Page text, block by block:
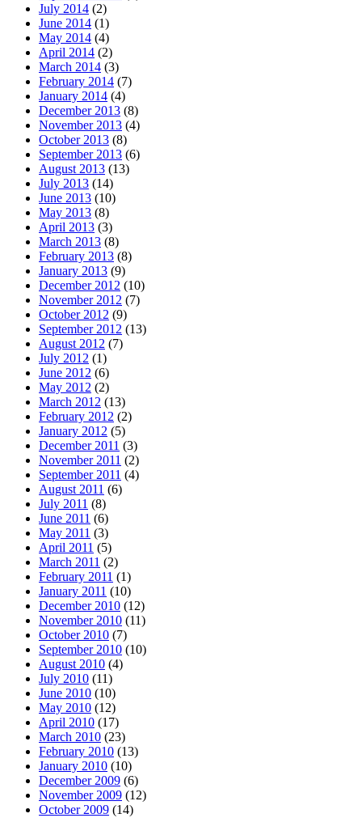
July 2014 (2)
June 2014 (1)
May 2014 (4)
April 2014 (2)
March 2014 (3)
February 2014 (7)
January 2014 (4)
December 2013 (8)
November 2013 (4)
October 2013 (8)
September 2013 (6)
August 2013 (13)
July 2013 (14)
June 2013 (10)
May 2013 (8)
April 2013 (3)
March 2013 (8)
February 2013 (8)
January 2013 (9)
December 2012 (10)
November 2012 (7)
October 2012 (9)
September 2012 (13)
August 2012 (7)
July 2012 (1)
June 2012 (6)
May 2012 (2)
March 2012 (13)
February 2012 (2)
January 2012 (5)
December 2011 (3)
November 2011 (2)
September 2011 (4)
August 2011 (6)
July 2011 (8)
June 2011 (6)
May 2011 (3)
April 2011 (5)
March 2011 (2)
February 2011 (1)
January 2011 (10)
December 2010 (12)
November 2010 (11)
October 2010 (7)
September 2010 (10)
August 2010 (4)
July 2010 (11)
June 2010 (10)
May 2010 (12)
April 2010 (17)
March 2010 (23)
February 2010 (13)
January 2010 (10)
December 2009 (6)
November 2009 (12)
October 2009 (14)